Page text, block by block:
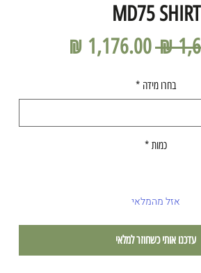
MD75 SHIRT
מחיר
רגילבחרו מידה *
כמות *
אזל מהמלאי
עדכנו אותי כשחוזר למלאי